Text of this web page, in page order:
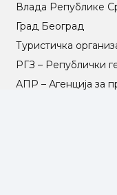
Влада Републике
Град Београд
Туристичка
РГЗ – Републички
АПР – Агенција за